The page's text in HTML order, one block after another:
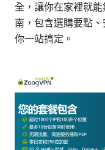
全，讓你在家裡就
南，包含選購要點
你一站搞定。